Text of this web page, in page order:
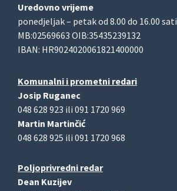
Uredovno vrijeme
ponedjeljak – petak od 8.00 do 16.00 sati
MB:02569663 OIB:35435239132
IBAN: HR9024020061821400000
Komunalni i prometni redari
Josip Ruganec
048 628 923 ili 091 1720 969
Martin Martinčić
048 628 925 ili 091 1720 968
Poljoprivredni redar
Dean Kuzijev